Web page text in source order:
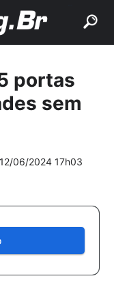
portas
sem
12/06/2024 17h03